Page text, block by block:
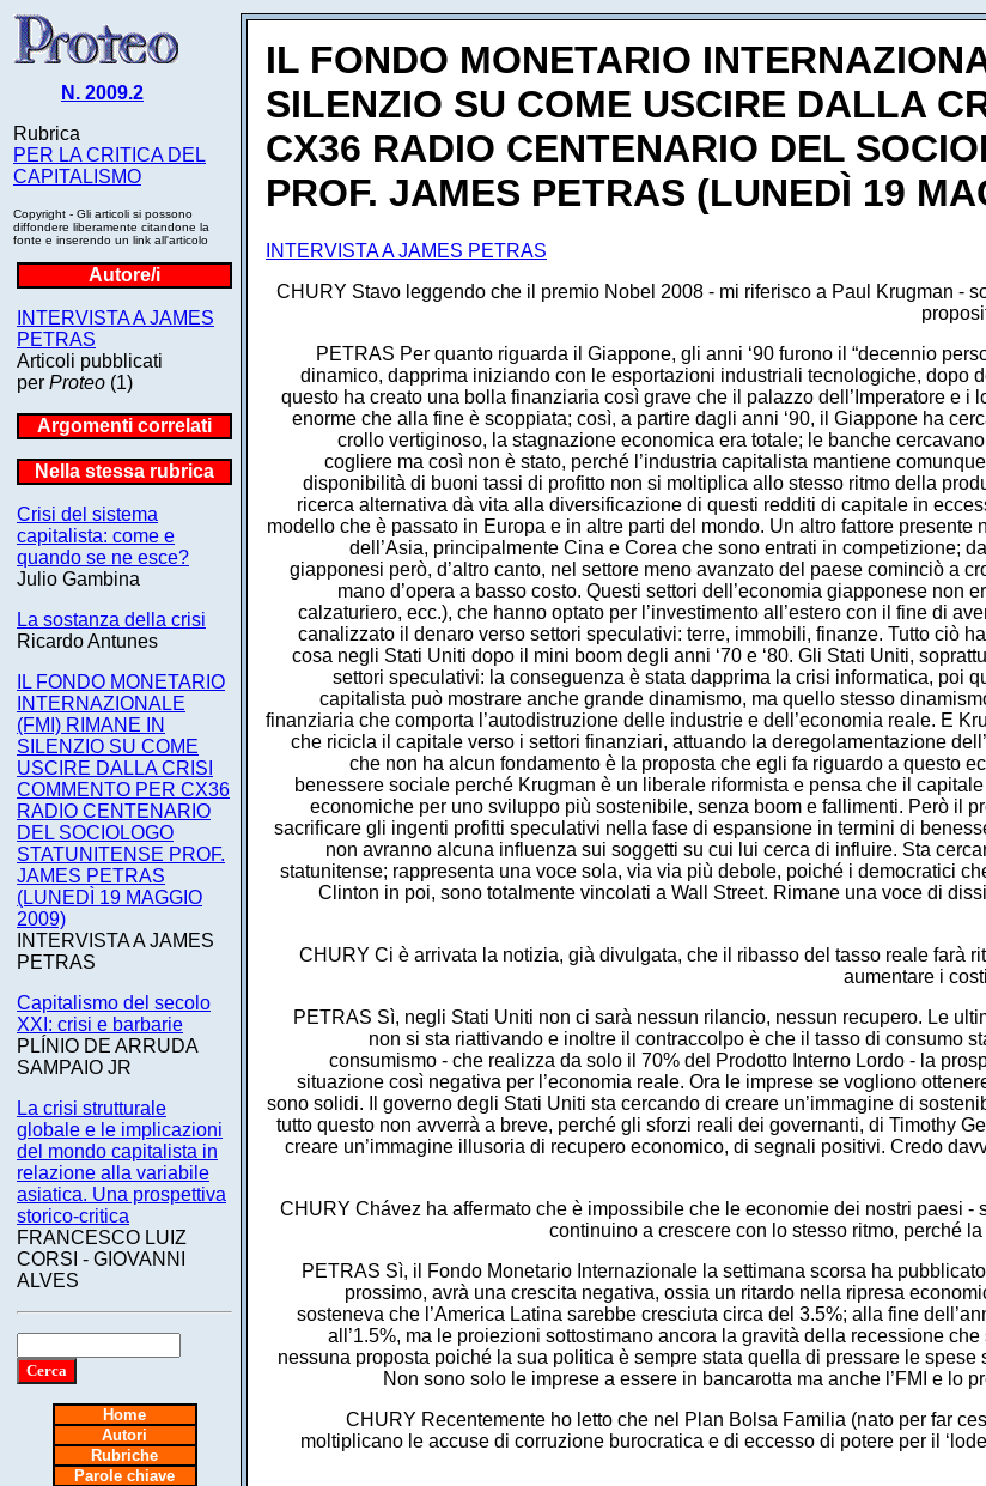
N. 2009.2
Rubrica
PER LA CRITICA DEL
CAPITALISMO
Copyright - Gli articoli si possono
diffondere liberamente citandone la
fonte e inserendo un link all'articolo
Autore/i
INTERVISTA A JAMES
PETRAS
Articoli pubblicati
per Proteo (1)
Argomenti correlati
Nella stessa rubrica
Crisi del sistema
capitalista: come e
quando se ne esce?
Julio Gambina
La sostanza della crisi
Ricardo Antunes
IL FONDO MONETARIO
INTERNAZIONALE
(FMI) RIMANE IN
SILENZIO SU COME
USCIRE DALLA CRISI
COMMENTO PER CX36
RADIO CENTENARIO
DEL SOCIOLOGO
STATUNITENSE PROF.
JAMES PETRAS
(LUNEDÌ 19 MAGGIO
2009)
INTERVISTA A JAMES
PETRAS
Capitalismo del secolo
XXI: crisi e barbarie
PLÍNIO DE ARRUDA
SAMPAIO JR
La crisi strutturale
globale e le implicazioni
del mondo capitalista in
relazione alla variabile
asiatica. Una prospettiva
storico-critica
FRANCESCO LUIZ
CORSI - GIOVANNI
ALVES
Home
Autori
Rubriche
Parole chiave
IL FONDO MONETARIO
SILENZIO SU COME USCIRE DALLA
CX36 RADIO CENTENARIO DEL
PROF. JAMES PETRAS (LUNEDÌ 19
INTERVISTA A JAMES PETRAS
CHURY Stavo leggendo che il premio Nobel 2008 - mi riferisco a Paul Krugman -
PETRAS Per quanto riguarda il Giappone, gli anni ‘90 furono il “decennio
dinamico, dapprima iniziando con le esportazioni industriali tecnologiche, dopo
questo ha creato una bolla finanziaria così grave che il palazzo dell’Imperatore e
enorme che alla fine è scoppiata; così, a partire dagli anni ‘90, il Giappone ha
crollo vertiginoso, la stagnazione economica era totale; le banche
cogliere ma così non è stato, perché l’industria capitalista mantiene
disponibilità di buoni tassi di profitto non si moltiplica allo stesso ritmo della
ricerca alternativa dà vita alla diversificazione di questi redditi di capitale in
modello che è passato in Europa e in altre parti del mondo. Un altro fattore
dell’Asia, principalmente Cina e Corea che sono entrati in competizione;
giapponesi però, d’altro canto, nel settore meno avanzato del paese cominciò a
mano d’opera a basso costo. Questi settori dell’economia giapponese
calzaturiero, ecc.), che hanno optato per l’investimento all’estero con il fine di
canalizzato il denaro verso settori speculativi: terre, immobili, finanze. Tutto ciò
cosa negli Stati Uniti dopo il mini boom degli anni ‘70 e ‘80. Gli Stati Uniti,
settori speculativi: la conseguenza è stata dapprima la crisi informatica, poi
capitalista può mostrare anche grande dinamismo, ma quello stesso
finanziaria che comporta l’autodistruzione delle industrie e dell’economia reale. E
che ricicla il capitale verso i settori finanziari, attuando la deregolamentazione
che non ha alcun fondamento è la proposta che egli fa riguardo a questo
benessere sociale perché Krugman è un liberale riformista e pensa che il
economiche per uno sviluppo più sostenibile, senza boom e fallimenti. Però il
sacrificare gli ingenti profitti speculativi nella fase di espansione in termini di
non avranno alcuna influenza sui soggetti su cui lui cerca di influire. Sta
statunitense; rappresenta una voce sola, via via più debole, poiché i democratici
Clinton in poi, sono totalmente vincolati a Wall Street. Rimane una voce di
CHURY Ci è arrivata la notizia, già divulgata, che il ribasso del tasso reale farà
aumentare i
PETRAS Sì, negli Stati Uniti non ci sarà nessun rilancio, nessun recupero. Le
non si sta riattivando e inoltre il contraccolpo è che il tasso di consumo
consumismo - che realizza da solo il 70% del Prodotto Interno Lordo - la
situazione così negativa per l’economia reale. Ora le imprese se vogliono
sono solidi. Il governo degli Stati Uniti sta cercando di creare un’immagine di
tutto questo non avverrà a breve, perché gli sforzi reali dei governanti, di Timothy
creare un’immagine illusoria di recupero economico, di segnali positivi. Credo
CHURY Chávez ha affermato che è impossibile che le economie dei nostri paesi
continuino a crescere con lo stesso ritmo, perché
PETRAS Sì, il Fondo Monetario Internazionale la settimana scorsa ha
prossimo, avrà una crescita negativa, ossia un ritardo nella ripresa
sosteneva che l’America Latina sarebbe cresciuta circa del 3.5%; alla fine
all’1.5%, ma le proiezioni sottostimano ancora la gravità della recessione
nessuna proposta poiché la sua politica è sempre stata quella di pressare le
Non sono solo le imprese a essere in bancarotta ma anche l’FMI e lo
CHURY Recentemente ho letto che nel Plan Bolsa Familia (nato per far
moltiplicano le accuse di corruzione burocratica e di eccesso di potere per il